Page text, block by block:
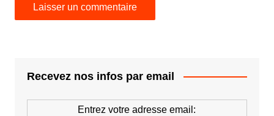
Recevez nos infos par email
Entrez votre adresse email: